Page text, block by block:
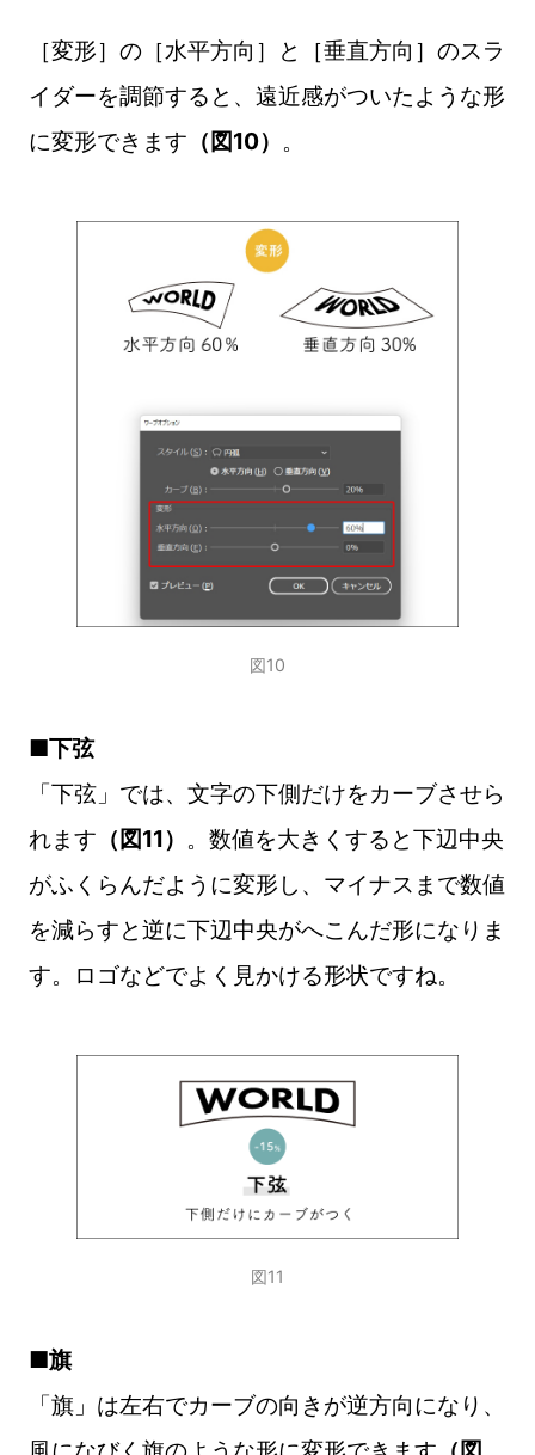
［変形］の［水平方向］と［垂直方向］のスラ
イダーを調節すると、遠近感がついたような形
に変形できます （図10） 。
図10
■下弦
「下弦」では、文字の下側だけをカーブさせら
れます （図11） 。数値を大きくすると下辺中央
がふくらんだように変形し、マイナスまで数値
を減らすと逆に下辺中央がへこんだ形になりま
す。ロゴなどでよく見かける形状ですね。
図11
■旗
「旗」は左右でカーブの向きが逆方向になり、